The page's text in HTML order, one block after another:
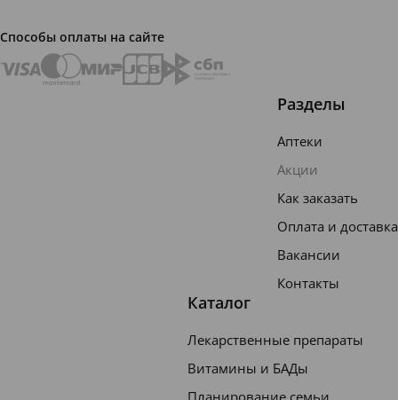
Способы оплаты на сайте
Разделы
Аптеки
Акции
Как заказать
Оплата и доставка
Вакансии
Контакты
Каталог
Лекарственные препараты
Витамины и БАДы
Планирование семьи